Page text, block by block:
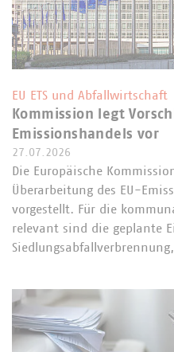
EU ETS und Abfallwirtschaft
Kommission legt
Emissionshandels vor
27.07.2026
Die Europäische
Überarbeitung des EU-
vorgestellt. Für die
relevant sind die geplante